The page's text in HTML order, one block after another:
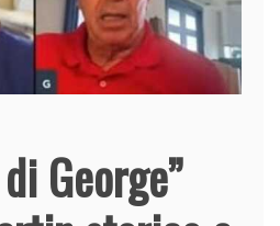
George”